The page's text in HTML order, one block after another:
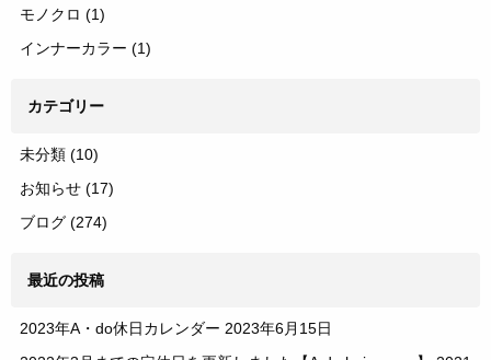
モノクロ (1)
インナーカラー (1)
カテゴリー
未分類 (10)
お知らせ (17)
ブログ (274)
最近の投稿
2023年A・do休日カレンダー 2023年6月15日